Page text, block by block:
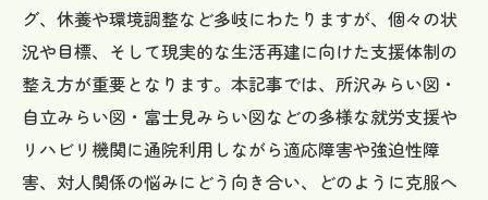
グ、休養や環境調整など多岐にわたりますが、個々の状
況や目標、そして現実的な生活再建に向けた支援体制の
整え方が重要となります。本記事では、所沢みらい図・
自立みらい図・富士見みらい図などの多様な就労支援や
リハビリ機関に通院利用しながら適応障害や強迫性障
害、対人関係の悩みにどう向き合い、どのように克服へ